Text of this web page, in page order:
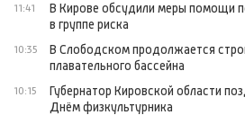
11:41
В Кирове обсудили меры помощи
в группе риска
10:35
В Слободском продолжается
плавательного бассейна
10:15
Губернатор Кировской области
Днём физкультурника